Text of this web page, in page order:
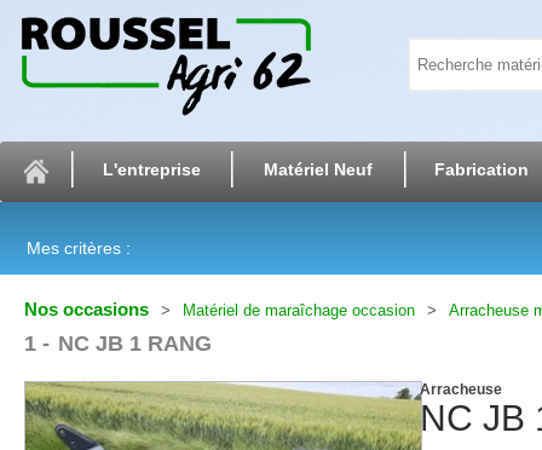
L'entreprise Matériel Neuf Fabrication
Mes critères :
Nos occasions Matériel de maraîchage occasion Arracheuse
1 NC JB 1 RANG
NC JB
Arracheuse